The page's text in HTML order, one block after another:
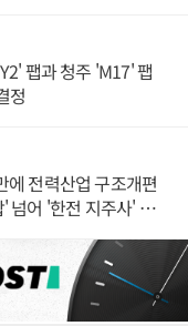
팹과 청주 'M17' 팹
정
에 전력산업 구조개편
어 '한전 지주사' 재편